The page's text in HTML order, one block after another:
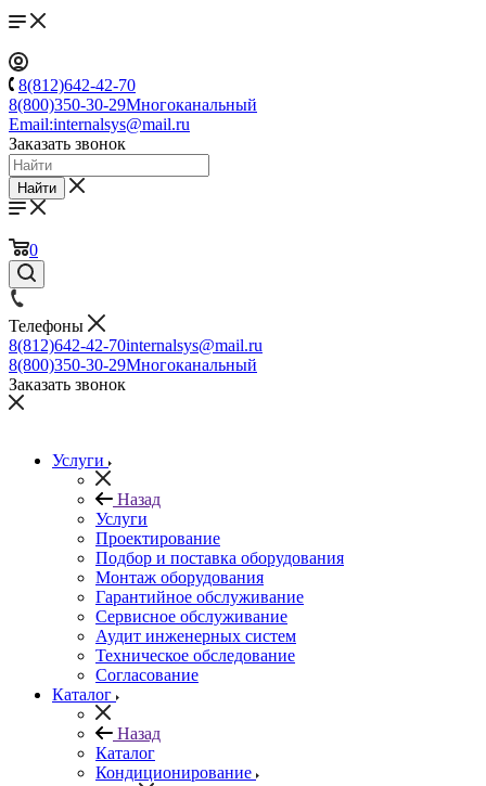
8(812)642-42-70
8(800)350-30-29Многоканальный
Email:internalsys@mail.ru
Заказать звонок
Найти
0
Телефоны
8(812)642-42-70internalsys@mail.ru
8(800)350-30-29Многоканальный
Заказать звонок
Услуги
Назад
Услуги
Проектирование
Подбор и поставка оборудования
Монтаж оборудования
Гарантийное обслуживание
Сервисное обслуживание
Аудит инженерных систем
Техническое обследование
Согласование
Каталог
Назад
Каталог
Кондиционирование